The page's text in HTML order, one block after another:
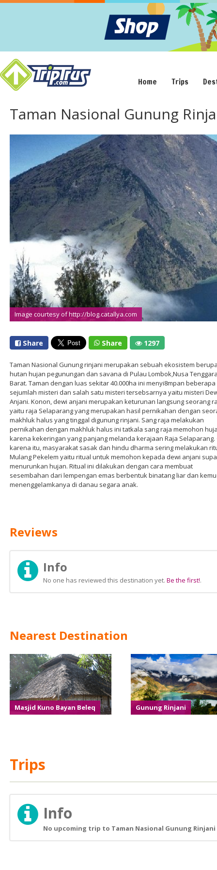
Home Trips
Taman Nasional Gunung
Image courtesy of http://blog.catallya.com
Share Share 1297
Taman Nasional Gunung rinjani merupakan sebuah ekosistem
hutan hujan pegunungan dan savana di Pulau Lombok,Nusa
Barat. Taman dengan luas sekitar 40.000ha ini menyi8mpan beberapa
sejumlah misteri dan salah satu misteri tersebsarnya yaitu misteri
Anjani. Konon, dewi anjani merupakan keturunan langsung seorang
yaitu raja Selaparang yang merupakan hasil pernikahan dengan
makhluk halus yang tinggal digunung rinjani. Sang raja melakukan
pernikahan dengan makhluk halus ini tatkala sang raja memohon
karena kekeringan yang panjang melanda kerajaan Raja Selaparang.
karena itu, masyarakat sasak dan hindu dharma sering melakukan
Mulang Pekelem yaitu ritual untuk memohon kepada dewi anjani
menurunkan hujan. Ritual ini dilakukan dengan cara membuat
sesembahan dari lempengan emas berbentuk binatang liar dan
menenggelamkanya di danau segara anak.
Reviews
Info
No one has reviewed this destination yet. Be the first!.
Nearest Destination
Masjid Kuno Bayan Beleq Gunung Rinjani
Trips
Info
No upcoming trip to Taman Nasional Gunung